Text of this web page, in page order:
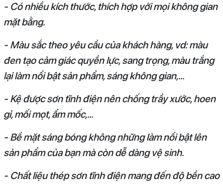
- Có nhiều kích thước, thích hợp với mọi không gian
mặt bằng.
- Màu sắc theo yêu cầu của khách hàng, vd: màu
đen tạo cảm giác quyền lực, sang trọng, màu trắng
lại làm nổi bật sản phẩm, sáng không gian,...
- Kệ được sơn tĩnh điện nên chống trầy xước, hoen
gỉ, mối mọt, ẩm mốc,...
- Bề mặt sáng bóng không những làm nổi bật lên
sản phẩm của bạn mà còn dễ dàng vệ sinh.
- Chất liệu thép sơn tĩnh điện mang đến độ bền cao